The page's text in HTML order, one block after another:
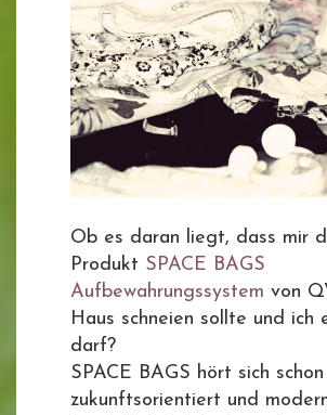
Ob es daran liegt, dass mir
Produkt SPACE BAGS
Aufbewahrungssystem von
Haus schneien sollte und ich
darf?
SPACE BAGS hört sich
zukunftsorientiert und